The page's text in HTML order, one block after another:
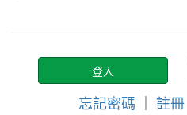
忘記密碼 ｜ 註冊